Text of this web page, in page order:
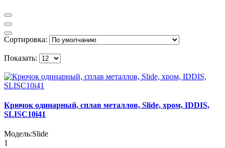
Сортировка:
Показать:
Крючок одинарный, сплав металлов, Slide, хром, IDDIS,
SLISC10i41
Модель:Slide
1